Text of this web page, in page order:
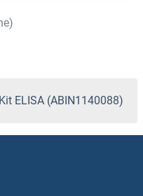
ELISA (ABIN1140088)